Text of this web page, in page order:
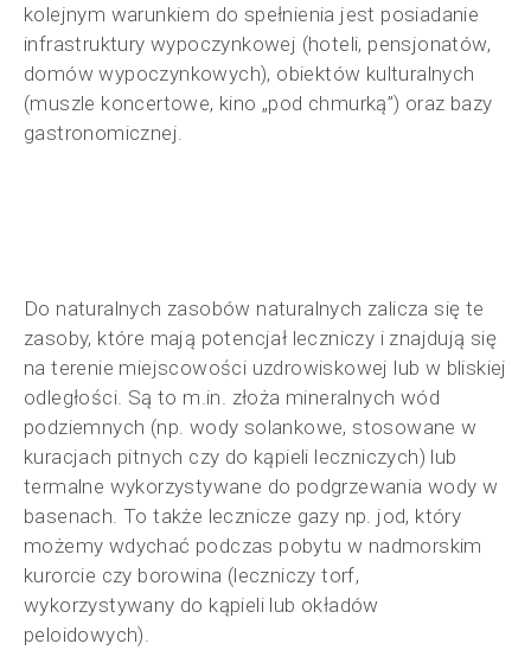
kolejnym warunkiem do spełnienia jest posiadanie
infrastruktury wypoczynkowej (hoteli, pensjonatów,
domów wypoczynkowych), obiektów kulturalnych
(muszle koncertowe, kino „pod chmurką”) oraz bazy
gastronomicznej.
Do naturalnych zasobów naturalnych zalicza się te
zasoby, które mają potencjał leczniczy i znajdują się
na terenie miejscowości uzdrowiskowej lub w bliskiej
odległości. Są to m.in. złoża mineralnych wód
podziemnych (np. wody solankowe, stosowane w
kuracjach pitnych czy do kąpieli leczniczych) lub
termalne wykorzystywane do podgrzewania wody w
basenach. To także lecznicze gazy np. jod, który
możemy wdychać podczas pobytu w nadmorskim
kurorcie czy borowina (leczniczy torf,
wykorzystywany do kąpieli lub okładów
peloidowych).